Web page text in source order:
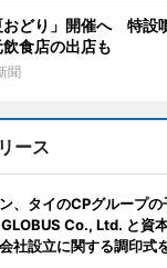
おどり」開催へ 特設
飲食店の出店も
聞
ース
、タイのCPグループの
Co., Ltd. と資
社設立に関する調印式